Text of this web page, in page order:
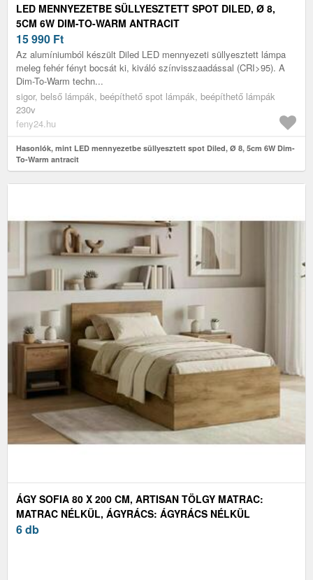
LED MENNYEZETBE SÜLLYESZTETT SPOT DILED, Ø 8,
5CM 6W DIM-TO-WARM ANTRACIT
15 990 Ft
Az alumíniumból készült Diled LED mennyezeti süllyesztett lámpa
meleg fehér fényt bocsát ki, kiváló színvisszaadással (CRI>95). A
Dim-To-Warm techn...
sigor, belső lámpák, beépíthető spot lámpák, beépíthető lámpák
230v
feny24.hu
Hasonlók, mint LED mennyezetbe süllyesztett spot Diled, Ø 8, 5cm 6W Dim-
To-Warm antracit
ÁGY SOFIA 80 X 200 CM, ARTISAN TÖLGY MATRAC:
MATRAC NÉLKÜL, ÁGYRÁCS: ÁGYRÁCS NÉLKÜL
6 db